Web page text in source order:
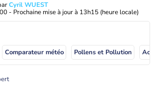
Cyril WUEST
- Prochaine mise à jour à 13h15 (heure locale)
Comparateur météo Pollens et Pollution